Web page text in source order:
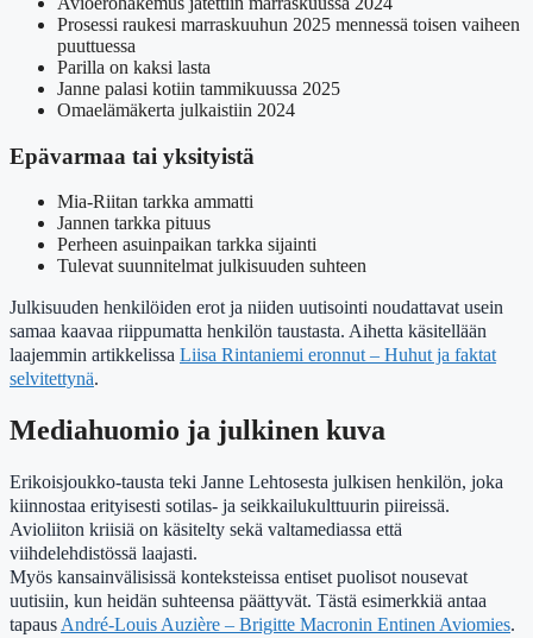
Prosessi raukesi marraskuuhun 2025 mennessä toisen vaiheen
puuttuessa
Parilla on kaksi lasta
Janne palasi kotiin tammikuussa 2025
Omaelämäkerta julkaistiin 2024
Epävarmaa tai yksityistä
Mia-Riitan tarkka ammatti
Jannen tarkka pituus
Perheen asuinpaikan tarkka sijainti
Tulevat suunnitelmat julkisuuden suhteen
Julkisuuden henkilöiden erot ja niiden uutisointi noudattavat usein
samaa kaavaa riippumatta henkilön taustasta. Aihetta käsitellään
laajemmin artikkelissa Liisa Rintaniemi eronnut – Huhut ja faktat
selvitettynä.
Mediahuomio ja julkinen kuva
Erikoisjoukko-tausta teki Janne Lehtosesta julkisen henkilön, joka
kiinnostaa erityisesti sotilas- ja seikkailukulttuurin piireissä.
Avioliiton kriisiä on käsitelty sekä valtamediassa että
viihdelehdistössä laajasti.
Myös kansainvälisissä konteksteissa entiset puolisot nousevat
uutisiin, kun heidän suhteensa päättyvät. Tästä esimerkkiä antaa
tapausAndré-Louis Auzière – Brigitte Macronin Entinen Aviomies.